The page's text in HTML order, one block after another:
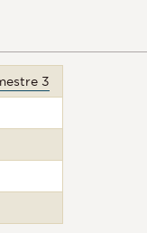
3